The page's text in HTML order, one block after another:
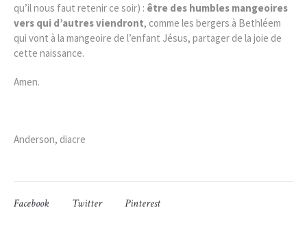
qu’il nous faut retenir ce soir) : être des humbles mangeoires
vers qui d’autres viendront, comme les bergers à Bethléem
qui vont à la mangeoire de l’enfant Jésus, partager de la joie de
cette naissance.
Amen.
Anderson, diacre
Facebook Twitter Pinterest